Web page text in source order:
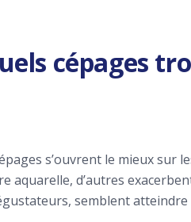
cépages
s’ouvrent le mieux sur
aquarelle, d’autres
semblent